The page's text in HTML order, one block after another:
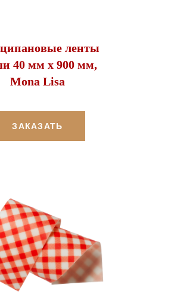
ленты
40 мм х 900 мм,
Mona Lisa
ЗАКАЗАТЬ